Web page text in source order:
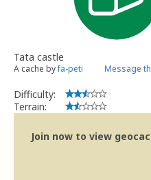
Tata castle
A cache byfa-peti Message
Difficulty:
Terrain:
Join now to view